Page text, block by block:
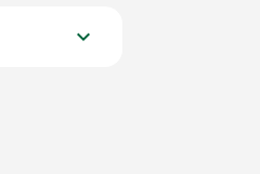
keyboard_arrow_down